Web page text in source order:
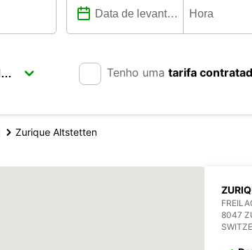
Tenho uma tarifa
Zurique Altstetten
8047